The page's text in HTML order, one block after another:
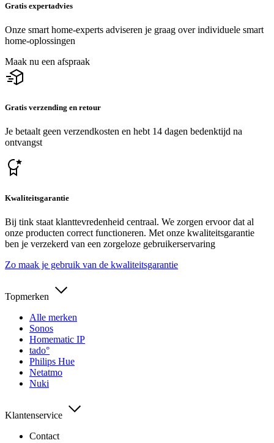
Gratis expertadvies
Onze smart home-experts adviseren je graag over individuele smart
home-oplossingen
Maak nu een afspraak
Gratis verzending en retour
Je betaalt geen verzendkosten en hebt 14 dagen bedenktijd na
ontvangst
Kwaliteitsgarantie
Bij tink staat klanttevredenheid centraal. We zorgen ervoor dat al
onze producten correct functioneren. Met onze kwaliteitsgarantie
ben je verzekerd van een zorgeloze gebruikerservaring
Zo maak je gebruik van de kwaliteitsgarantie
Topmerken
Alle merken
Sonos
Homematic IP
tado°
Philips Hue
Netatmo
Nuki
Klantenservice
Contact